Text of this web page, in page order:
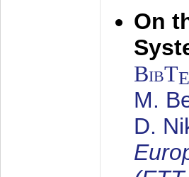
On
BibTE
M.
D.